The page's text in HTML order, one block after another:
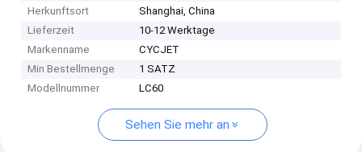
Herkunftsort
Shanghai, China
Lieferzeit
10-12 Werktage
Markenname
CYCJET
Min Bestellmenge
1 SATZ
Modellnummer
LC60
Sehen Sie mehr an